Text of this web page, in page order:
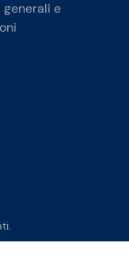
generali e
98 384 007